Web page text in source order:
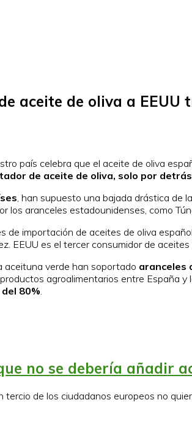
aceite de oliva a EEUU
país celebra que el aceite de oliva
de aceite de oliva, solo por
, han supuesto una bajada drástica de
los aranceles estadounidenses, como
de importación de aceites de oliva
EEUU es el tercer consumidor de
aceituna verde han soportado aranceles
agroalimentarios entre España
80%
no se debería añadir
tercio de los ciudadanos europeos no